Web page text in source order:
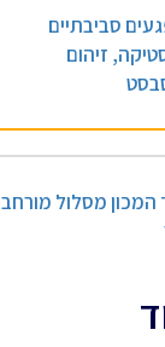
סביבתיים
זיהום
מסלול מורחב